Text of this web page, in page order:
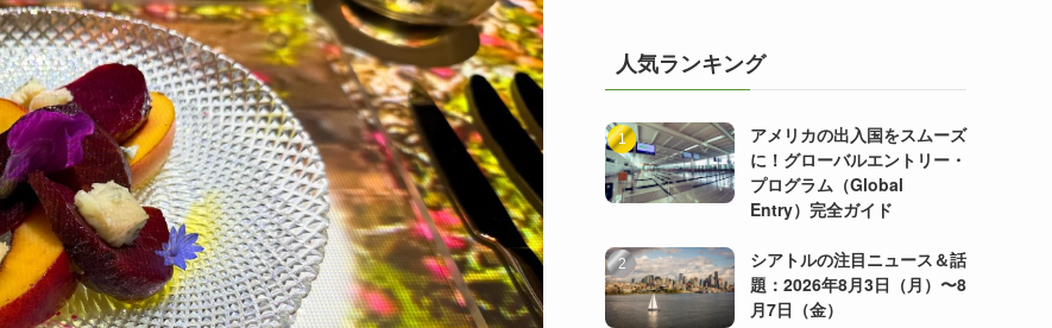
人気ランキング
アメリカの出入国をスムーズ
に！グローバルエントリー・
プログラム（Global
Entry）完全ガイド
シアトルの注目ニュース＆話
題：2026年8月3日（月）〜8
月7日（金）